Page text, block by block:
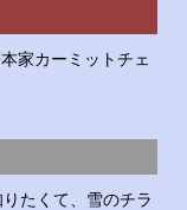
家カーミットチェ
たくて、雪のチラ